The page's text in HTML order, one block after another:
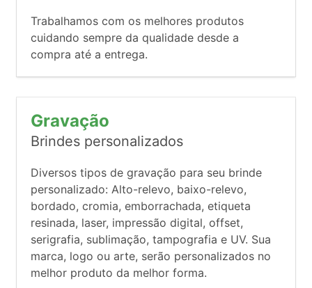
Trabalhamos com os melhores produtos
cuidando sempre da qualidade desde a
compra até a entrega.
Gravação
Brindes personalizados
Diversos tipos de gravação para seu brinde
personalizado: Alto-relevo, baixo-relevo,
bordado, cromia, emborrachada, etiqueta
resinada, laser, impressão digital, offset,
serigrafia, sublimação, tampografia e UV. Sua
marca, logo ou arte, serão personalizados no
melhor produto da melhor forma.